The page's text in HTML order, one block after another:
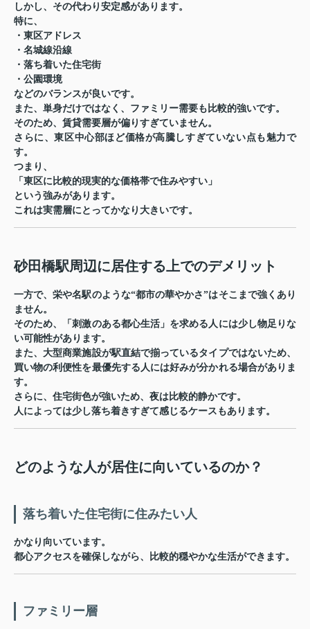
しかし、その代わり安定感があります。
特に、
・東区アドレス
・名城線沿線
・落ち着いた住宅街
・公園環境
などのバランスが良いです。
また、単身だけではなく、ファミリー需要も比較的強いです。
そのため、賃貸需要層が偏りすぎていません。
さらに、東区中心部ほど価格が高騰しすぎていない点も魅力で
す。
つまり、
「東区に比較的現実的な価格帯で住みやすい」
という強みがあります。
これは実需層にとってかなり大きいです。
砂田橋駅周辺に居住する上でのデメリット
一方で、栄や名駅のような“都市の華やかさ”はそこまで強くあり
ません。
そのため、「刺激のある都心生活」を求める人には少し物足りな
い可能性があります。
また、大型商業施設が駅直結で揃っているタイプではないため、
買い物の利便性を最優先する人には好みが分かれる場合がありま
す。
さらに、住宅街色が強いため、夜は比較的静かです。
人によっては少し落ち着きすぎて感じるケースもあります。
どのような人が居住に向いているのか？
落ち着いた住宅街に住みたい人
かなり向いています。
都心アクセスを確保しながら、比較的穏やかな生活ができます。
ファミリー層